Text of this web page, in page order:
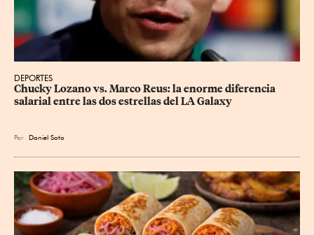
DEPORTES
Chucky Lozano vs. Marco Reus: la enorme diferencia
salarial entre las dos estrellas del LA Galaxy
Por Daniel Soto